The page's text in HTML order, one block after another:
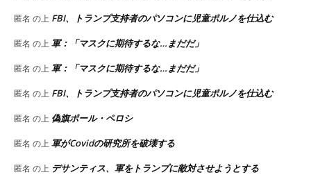
匿名 の上 FBI、トランプ支持者のパソコンに児童ポルノを仕込む
匿名 の上 軍：「マスクに期待するな…まだだ」
匿名 の上 軍：「マスクに期待するな…まだだ」
匿名 の上 FBI、トランプ支持者のパソコンに児童ポルノを仕込む
匿名 の上 偽旗ポール・ペロシ
匿名 の上 軍がCovidの研究所を破壊する
匿名 の上 デサンティス、軍をトランプに敵対させようとする